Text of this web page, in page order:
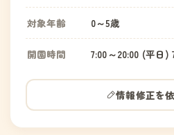
対象年齢 0～5歳
開園時間 7:00～20:00 (平日)
情報修正を